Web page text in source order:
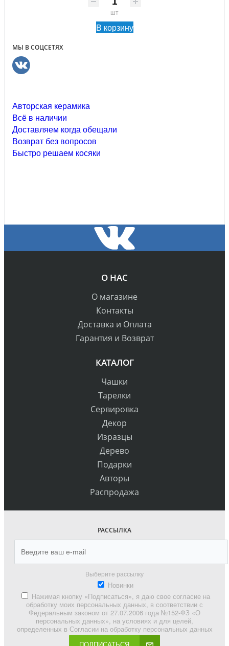
шт
В корзину
МЫ В СОЦСЕТЯХ
Авторская керамика
Всё в наличии
Доставляем когда обещали
Возврат без вопросов
Быстро решаем косяки
О НАС
О магазине
Контакты
Доставка и Оплата
Гарантия и Возврат
КАТАЛОГ
Чашки
Тарелки
Сервировка
Декор
Изразцы
Дерево
Подарки
Авторы
Распродажа
РАССЫЛКА
Выберите рассылку
Новинки
Нажимая кнопку «Подписаться», я даю свое согласие на
обработку моих персональных данных, в соответствии с
Федеральным законом от 27.07.2006 года №152-ФЗ «О
персональных данных», на условиях и для целей,
определенных в Согласии на обработку персональных данных